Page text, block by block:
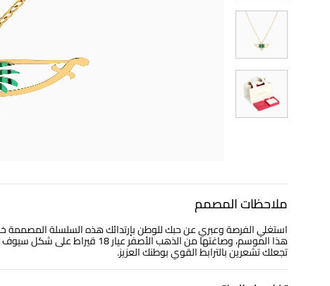
ملاحظات المصمم
استغلي الفرصة وعبري عن حبك للوطن بإرتدائك هذه السلسلة المصممة
هذا الموسم، وصاغتها من الذهب
تجعلك تشعرين بالترابط القوي بوطنك العزيز.